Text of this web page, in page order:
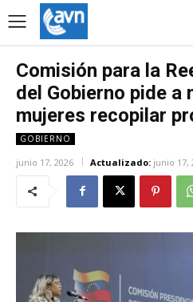
Comisión para la
del Gobierno pide a
mujeres recopilar
GOBIERNO
junio 17, 2026 Actualizado: junio 17,